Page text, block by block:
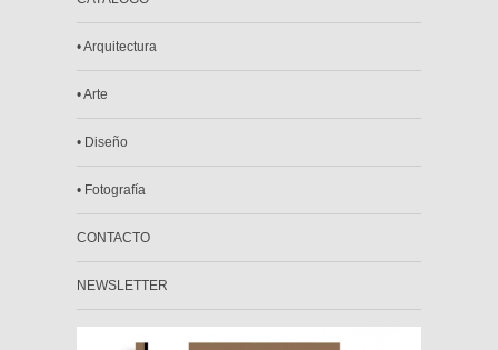
• Arquitectura
• Arte
• Diseño
• Fotografía
CONTACTO
NEWSLETTER